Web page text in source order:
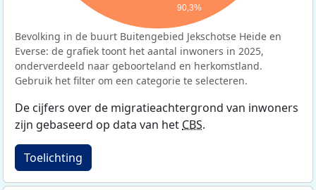
90,3%
Bevolking in de buurt Buitengebied Jekschotse Heide en
Everse: de grafiek toont het aantal inwoners in 2025,
onderverdeeld naar geboorteland en herkomstland.
Gebruik het filter om een categorie te selecteren.
De cijfers over de migratieachtergrond van inwoners
zijn gebaseerd op data van het CBS.
Toelichting